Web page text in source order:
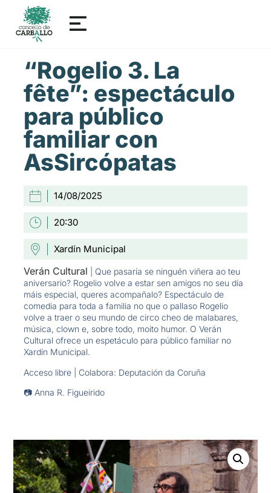
“Rogelio 3. La
fête”: espectáculo
para público
familiar con
AsSircópatas
14/08/2025
20:30
Xardín Municipal
Verán Cultural | Que pasaría se ninguén viñera ao teu
aniversario? Rogelio volve a estar sen amigos no seu día
máis especial, queres acompañalo? Espectáculo de
comedia para toda a familia no que o pallaso Rogelio
volve a traer o seu mundo de circo cheo de malabares,
música, clown e, sobre todo, moito humor. O Verán
Cultural ofrece un espetáculo para público familiar no
Xardín Municipal.
Acceso libre | Colabora: Deputación da Coruña
📷 Anna R. Figueirido